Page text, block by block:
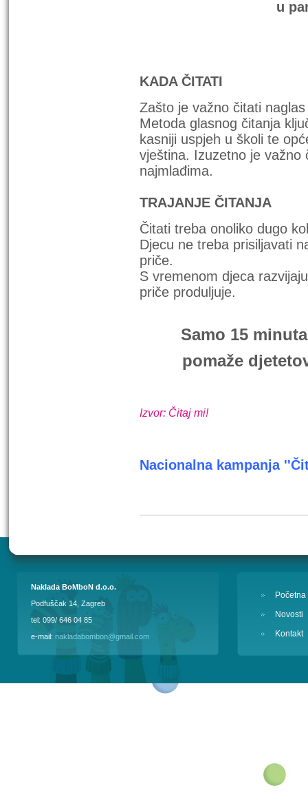
u
KADA ČITATI
Zašto je važno čitati
Metoda glasnog čitanja
kasniji uspjeh u školi te o
vještina. Izuzetno je važno
najmlađima.
TRAJANJE ČITANJA
Čitati treba onoliko dugo
Djecu ne treba prisiljavati
S vremenom djeca
priče produljuje.
Samo 15
pomaže
Izvor: Čitaj mi!
Nacionalna kampanja
Naklada BoMboN d.o.o.
Podfuščak 14, Zagreb
tel: 099/ 646 04 85
e-mail: nakladabombon@gmail.com
Početna
Novosti
Kontakt